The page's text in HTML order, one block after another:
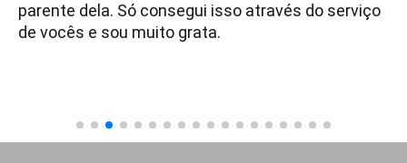
parente dela. Só consegui isso através do serviço
de vocês e sou muito grata.